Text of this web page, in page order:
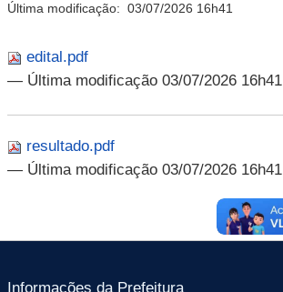
Última modificação: 03/07/2026 16h41
edital.pdf
— Última modificação 03/07/2026 16h41
resultado.pdf
— Última modificação 03/07/2026 16h41
Informações da Prefeitura